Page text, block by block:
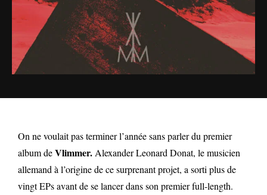
On ne voulait pas terminer l’année sans parler du premier
album deVlimmer. Alexander Leonard Donat, le musicien
allemand à l’origine de ce surprenant projet, a sorti plus de
vingt EPs avant de se lancer dans son premier full-length.